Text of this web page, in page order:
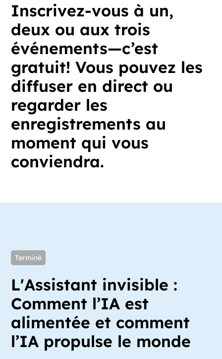
Inscrivez-vous à un,
deux ou aux trois
événements—c’est
gratuit! Vous pouvez les
diffuser en direct ou
regarder les
enregistrements au
moment qui vous
conviendra.
Terminé
L'Assistant invisible :
Comment l’IA est
alimentée et comment
l’IA propulse le monde